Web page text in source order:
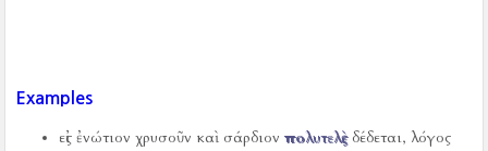
Examples
εἰς ἐνώτιον χρυσοῦν καὶ σάρδιονπολυτελὲςδέδεται, λόγος